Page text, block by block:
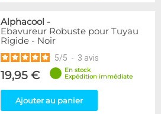
Alphacool -
Ebavureur Robuste pour Tuyau
Rigide - Noir
5/5 - 3 avis
19,95 €
En stock
Expédition immédiate
Ajouter au panier